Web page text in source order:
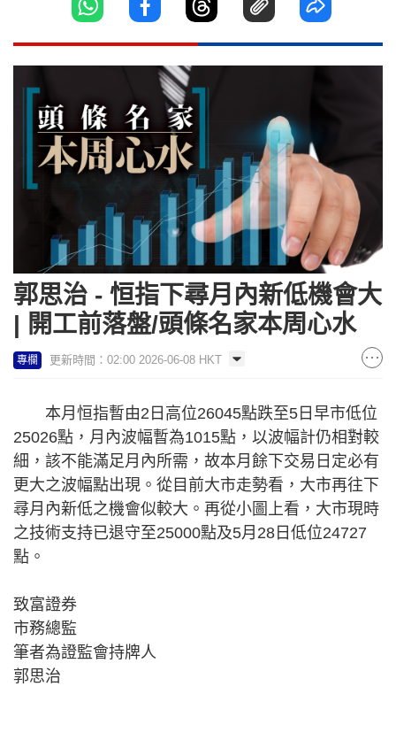
郭思治 - 恒指下尋月內新低機會大
| 開工前落盤/頭條名家本周心水
專欄 更新時間：02:00 2026-06-08 HKT
本月恒指暫由2日高位26045點跌至5日早市低位
25026點，月內波幅暫為1015點，以波幅計仍相對較
細，該不能滿足月內所需，故本月餘下交易日定必有
更大之波幅點出現。從目前大市走勢看，大市再往下
尋月內新低之機會似較大。再從小圖上看，大市現時
之技術支持已退守至25000點及5月28日低位24727
點。
致富證券
市務總監
筆者為證監會持牌人
郭思治